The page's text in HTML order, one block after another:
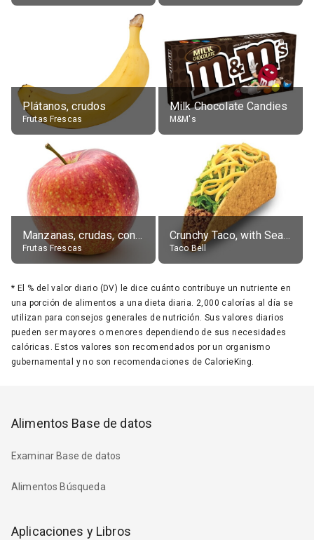
Plátanos, crudos
Frutas Frescas
Milk Chocolate Candies
M&M's
Manzanas, crudas, con piel
Frutas Frescas
Crunchy Taco, with Seasoned Beef
Taco Bell
* El % del valor diario (DV) le dice cuánto contribuye un nutriente en
una porción de alimentos a una dieta diaria. 2,000 calorías al día se
utilizan para consejos generales de nutrición. Sus valores diarios
pueden ser mayores o menores dependiendo de sus necesidades
calóricas. Estos valores son recomendados por un organismo
gubernamental y no son recomendaciones de CalorieKing.
Alimentos Base de datos
Examinar Base de datos
Alimentos Búsqueda
Aplicaciones y Libros